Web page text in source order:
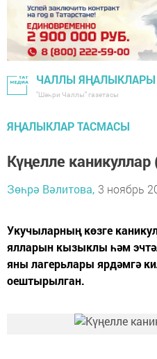
ЧАЛЛЫ ЯҢАЛЫКЛАРЫ
"Шәһри Чаллы" газетасы
ЯҢАЛЫКЛАР ТАСМАСЫ
Күңелле
Зөһрә Вәлитова, 3 ноябрь
Укучыларның көзге
ялларын кызыклы һәм
яны лагерьлары ярдәмгә
оештырылган.